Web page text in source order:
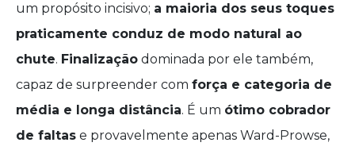
um propósito incisivo; a maioria dos seus toques
praticamente conduz de modo natural ao
chute. Finalização dominada por ele também,
capaz de surpreender com força e categoria de
média e longa distância. É um ótimo cobrador
de faltas e provavelmente apenas Ward-Prowse,